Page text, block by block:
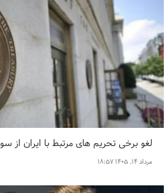
لغو برخی تحریم های مرتبط با ایران از
مرداد ۱۴, ۱۴۰۵ ۱۸:۵۷